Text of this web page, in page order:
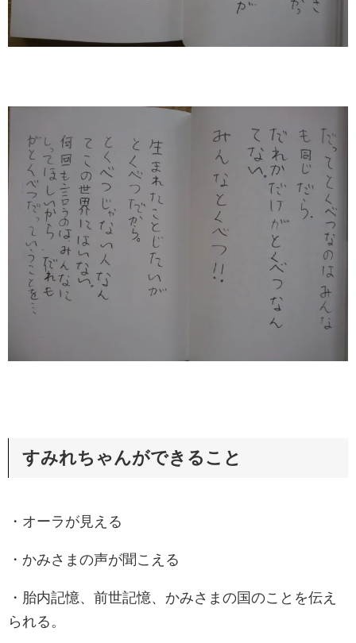
すみれちゃんができること
・オーラが見える
・かみさまの声が聞こえる
・胎内記憶、前世記憶、かみさまの国のことを伝え
られる。